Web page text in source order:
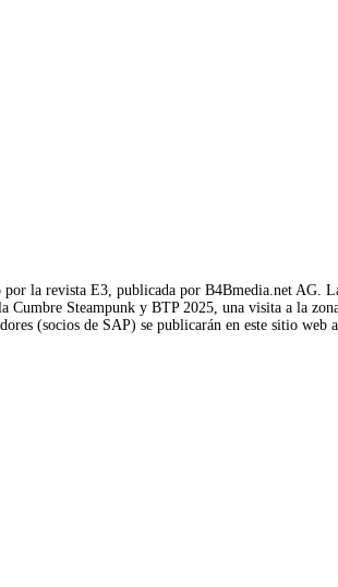
la revista E3, publicada por B4Bmedia.net AG.
Cumbre Steampunk y BTP 2025, una visita a la
(socios de SAP) se publicarán en este sitio web